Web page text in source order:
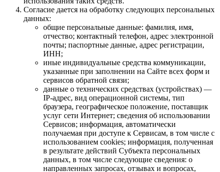
Согласие дается на обработку следующих персональных
данных:
общие персональные данные: фамилия, имя,
отчество; контактный телефон, адрес электронной
почты; паспортные данные, адрес регистрации,
ИНН;
иные индивидуальные средства коммуникации,
указанные при заполнении на Сайте всех форм и
сервисов обратной связи;
данные о технических средствах (устройствах) —
IP-адрес, вид операционной системы, тип
браузера, географическое положение, поставщик
услуг сети Интернет; сведения об использовании
Сервисов; информация, автоматически
получаемая при доступе к Сервисам, в том числе с
использованием cookies; информация, полученная
в результате действий Субъекта персональных
данных, в том числе следующие сведения: о
направленных запросах, отзывах и вопросах,